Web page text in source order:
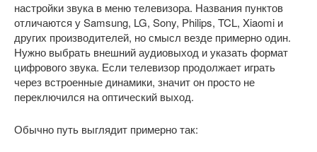
настройки звука в меню телевизора. Названия пунктов
отличаются у Samsung, LG, Sony, Philips, TCL, Xiaomi и
других производителей, но смысл везде примерно один.
Нужно выбрать внешний аудиовыход и указать формат
цифрового звука. Если телевизор продолжает играть
через встроенные динамики, значит он просто не
переключился на оптический выход.
Обычно путь выглядит примерно так: